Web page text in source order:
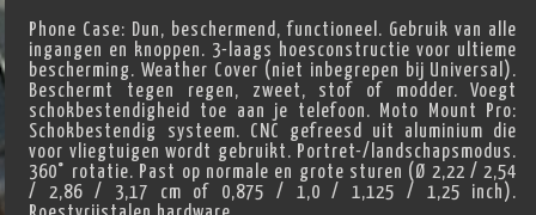
Phone Case: Dun, beschermend, functioneel. Gebruik van alle
ingangen en knoppen. 3-laags hoesconstructie voor ultieme
bescherming. Weather Cover (niet inbegrepen bij Universal).
Beschermt tegen regen, zweet, stof of modder. Voegt
schokbestendigheid toe aan je telefoon. Moto Mount Pro:
Schokbestendig systeem. CNC gefreesd uit aluminium die
voor vliegtuigen wordt gebruikt. Portret-/landschapsmodus.
360° rotatie. Past op normale en grote sturen (Ø 2,22 / 2,54
/ 2,86 / 3,17 cm of 0,875 / 1,0 / 1,125 / 1,25 inch).